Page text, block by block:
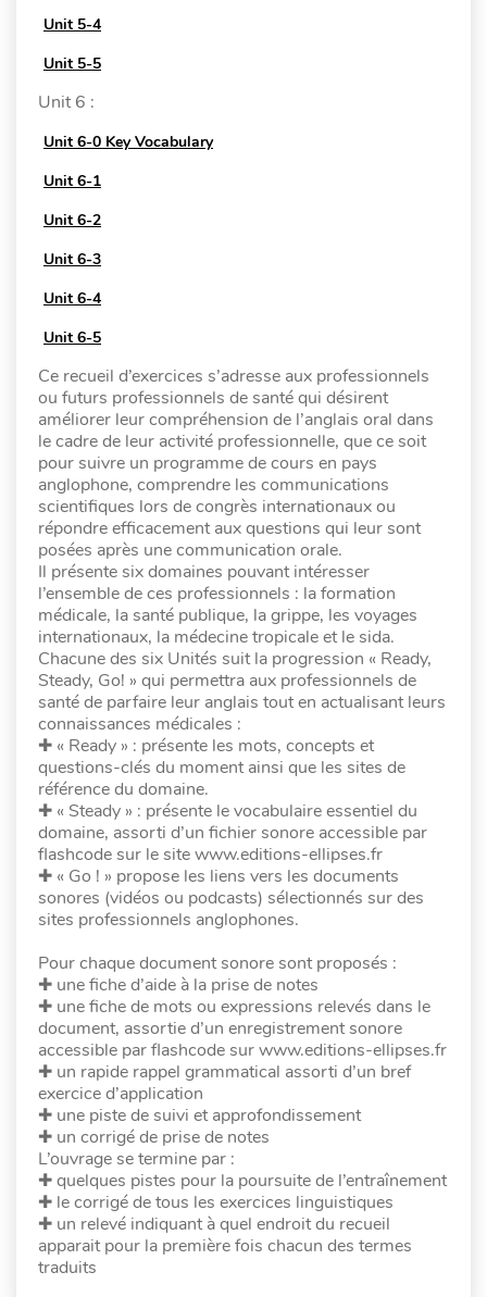
Unit 5-4
Unit 5-5
Unit 6 :
Unit 6-0 Key Vocabulary
Unit 6-1
Unit 6-2
Unit 6-3
Unit 6-4
Unit 6-5
Ce recueil d’exercices s’adresse aux professionnels
ou futurs professionnels de santé qui désirent
améliorer leur compréhension de l’anglais oral dans
le cadre de leur activité professionnelle, que ce soit
pour suivre un programme de cours en pays
anglophone, comprendre les communications
scientifiques lors de congrès internationaux ou
répondre efficacement aux questions qui leur sont
posées après une communication orale.
Il présente six domaines pouvant intéresser
l’ensemble de ces professionnels : la formation
médicale, la santé publique, la grippe, les voyages
internationaux, la médecine tropicale et le sida.
Chacune des six Unités suit la progression « Ready,
Steady, Go! » qui permettra aux professionnels de
santé de parfaire leur anglais tout en actualisant leurs
connaissances médicales :
✚ « Ready » : présente les mots, concepts et
questions-clés du moment ainsi que les sites de
référence du domaine.
✚ « Steady » : présente le vocabulaire essentiel du
domaine, assorti d’un fichier sonore accessible par
flashcode sur le site www.editions-ellipses.fr
✚ « Go ! » propose les liens vers les documents
sonores (vidéos ou podcasts) sélectionnés sur des
sites professionnels anglophones.
Pour chaque document sonore sont proposés :
✚ une fiche d’aide à la prise de notes
✚ une fiche de mots ou expressions relevés dans le
document, assortie d’un enregistrement sonore
accessible par flashcode sur www.editions-ellipses.fr
✚ un rapide rappel grammatical assorti d’un bref
exercice d’application
✚ une piste de suivi et approfondissement
✚ un corrigé de prise de notes
L’ouvrage se termine par :
✚ quelques pistes pour la poursuite de l’entraînement
✚ le corrigé de tous les exercices linguistiques
✚ un relevé indiquant à quel endroit du recueil
apparait pour la première fois chacun des termes
traduits